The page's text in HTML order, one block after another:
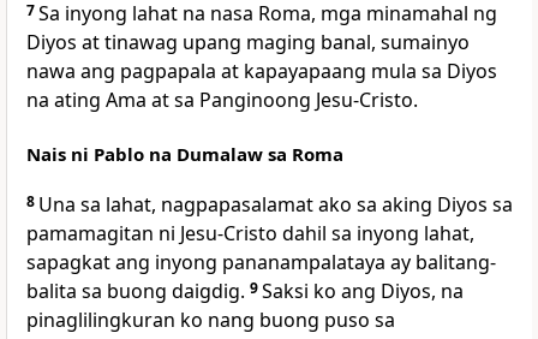
7Sa inyong lahat na nasa Roma, mga minamahal ng
Diyos at tinawag upang maging banal, sumainyo
nawa ang pagpapala at kapayapaang mula sa Diyos
na ating Ama at sa Panginoong Jesu-Cristo.
Nais ni Pablo na Dumalaw sa Roma
8 Una sa lahat, nagpapasalamat ako sa aking Diyos sa
pamamagitan ni Jesu-Cristo dahil sa inyong lahat,
sapagkat ang inyong pananampalataya ay balitang-
balita sa buong daigdig. 9Saksi ko ang Diyos, na
pinaglilingkuran ko nang buong puso sa